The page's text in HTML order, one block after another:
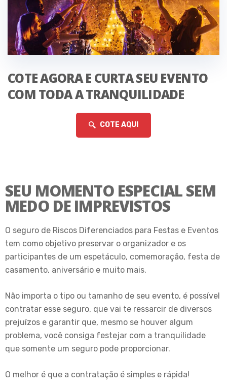
COTE AGORA E CURTA SEU EVENTO
COM TODA A TRANQUILIDADE
COTE AQUI
SEU MOMENTO ESPECIAL SEM
MEDO DE IMPREVISTOS
O seguro de Riscos Diferenciados para Festas e Eventos
tem como objetivo preservar o organizador e os
participantes de um espetáculo, comemoração, festa de
casamento, aniversário e muito mais.
Não importa o tipo ou tamanho de seu evento, é possível
contratar esse seguro, que vai te ressarcir de diversos
prejuízos e garantir que, mesmo se houver algum
problema, você consiga festejar com a tranquilidade
que somente um seguro pode proporcionar.
O melhor é que a contratação é simples e rápida!